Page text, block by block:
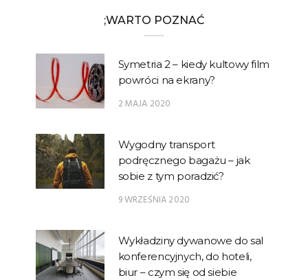
;WARTO POZNAĆ
Symetria 2 – kiedy kultowy film
powróci na ekrany?
2 MAJA 2020
Wygodny transport
podręcznego bagażu – jak
sobie z tym poradzić?
9 WRZEŚNIA 2020
Wykładziny dywanowe do sal
konferencyjnych, do hoteli,
biur – czym się od siebie